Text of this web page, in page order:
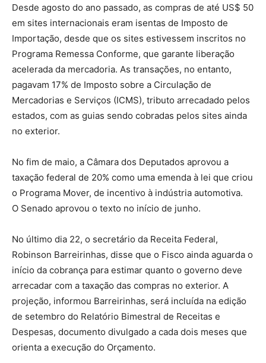
Desde agosto do ano passado, as compras de até US$ 50
em sites internacionais eram isentas de Imposto de
Importação, desde que os sites estivessem inscritos no
Programa Remessa Conforme, que garante liberação
acelerada da mercadoria. As transações, no entanto,
pagavam 17% de Imposto sobre a Circulação de
Mercadorias e Serviços (ICMS), tributo arrecadado pelos
estados, com as guias sendo cobradas pelos sites ainda
no exterior.
No fim de maio, a Câmara dos Deputados aprovou a
taxação federal de 20% como uma emenda à lei que criou
o Programa Mover, de incentivo à indústria automotiva.
O Senado aprovou o texto no início de junho.
No último dia 22, o secretário da Receita Federal,
Robinson Barreirinhas, disse que o Fisco ainda aguarda o
início da cobrança para estimar quanto o governo deve
arrecadar com a taxação das compras no exterior. A
projeção, informou Barreirinhas, será incluída na edição
de setembro do Relatório Bimestral de Receitas e
Despesas, documento divulgado a cada dois meses que
orienta a execução do Orçamento.